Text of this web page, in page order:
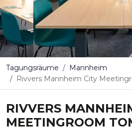
Tagungsräume
Mannheim
Rivvers Mannheim City
RIVVERS
MEETINGROOM